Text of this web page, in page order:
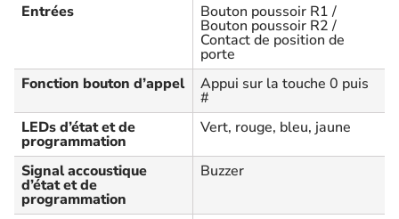
Entrées
Bouton poussoir R1 /
Bouton poussoir R2 /
Contact de position de
porte
Fonction bouton d’appel
Appui sur la touche 0 puis
#
LEDs d’état et de
programmation
Vert, rouge, bleu, jaune
Signal accoustique
d’état et de
programmation
Buzzer